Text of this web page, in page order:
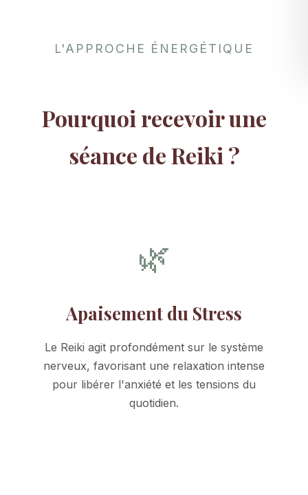
L'APPROCHE ÉNERGÉTIQUE
Pourquoi recevoir une
séance de Reiki ?
🌿
Apaisement du Stress
Le Reiki agit profondément sur le système
nerveux, favorisant une relaxation intense
pour libérer l'anxiété et les tensions du
quotidien.